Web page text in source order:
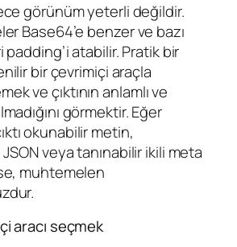
görünüm yeterli değildir.
Base64’e benzer ve bazı
atabilir. Pratik bir
bir çevrimiçi araçla
ve çıktının anlamlı ve
görmektir. Eğer
okunabilir metin,
JSON veya tanınabilir ikili meta
muhtemelen
aracı seçmek